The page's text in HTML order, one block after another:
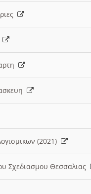
(2021)
Σχεδιασμου Θεσσαλιας